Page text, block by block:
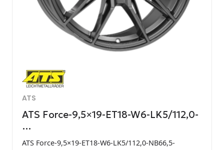
ATS
ATS Force-9,5×19-ET18-W6-LK5/112,0-
…
ATS Force-9,5×19-ET18-W6-LK5/112,0-NB66,5-